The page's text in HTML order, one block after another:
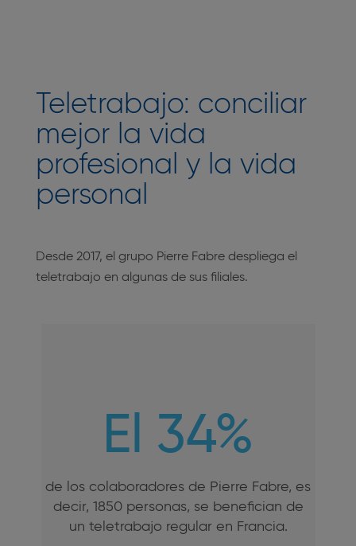
Teletrabajo: conciliar
mejor la vida
profesional y la vida
personal
Desde 2017, el grupo Pierre Fabre despliega el
teletrabajo en algunas de sus filiales.
El 34%
de los colaboradores de Pierre Fabre, es
decir, 1850 personas, se benefician de
un teletrabajo regular en Francia.